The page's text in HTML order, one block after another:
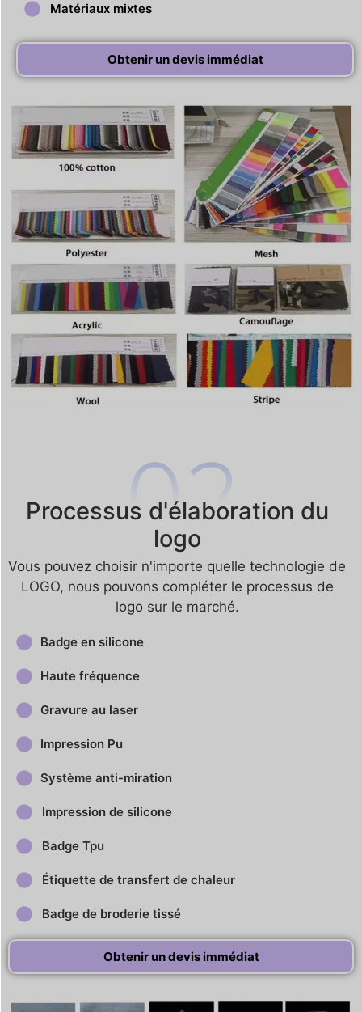
Matériaux mixtes
Obtenir un devis immédiat
Processus d'élaboration du
logo
Vous pouvez choisir n'importe quelle technologie de
LOGO, nous pouvons compléter le processus de
logo sur le marché.
Badge en silicone
Haute fréquence
Gravure au laser
Impression Pu
Système anti-miration
Impression de silicone
Badge Tpu
Étiquette de transfert de chaleur
Badge de broderie tissé
Obtenir un devis immédiat